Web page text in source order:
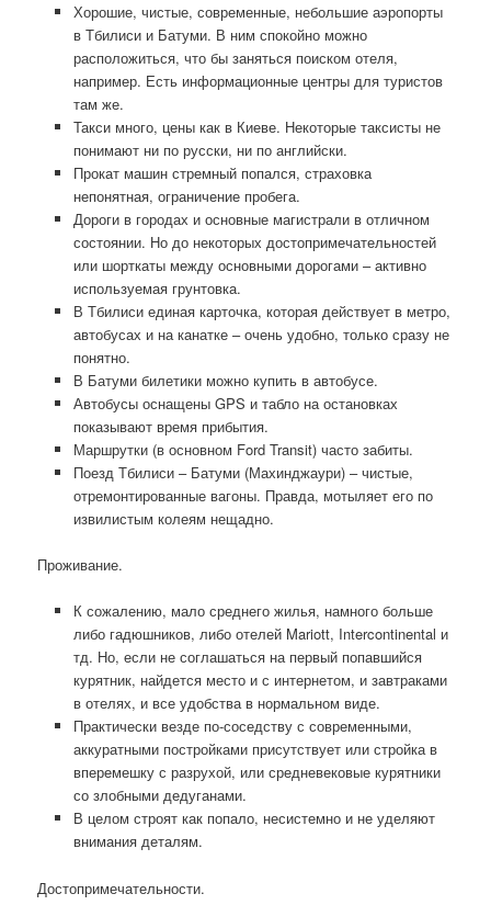
Хорошие, чистые, современные, небольшие аэропорты
в Тбилиси и Батуми. В ним спокойно можно
расположиться, что бы заняться поиском отеля,
например. Есть информационные центры для туристов
там же.
Такси много, цены как в Киеве. Некоторые таксисты не
понимают ни по русски, ни по английски.
Прокат машин стремный попался, страховка
непонятная, ограничение пробега.
Дороги в городах и основные магистрали в отличном
состоянии. Но до некоторых достопримечательностей
или шорткаты между основными дорогами – активно
используемая грунтовка.
В Тбилиси единая карточка, которая действует в метро,
автобусах и на канатке – очень удобно, только сразу не
понятно.
В Батуми билетики можно купить в автобусе.
Автобусы оснащены GPS и табло на остановках
показывают время прибытия.
Маршрутки (в основном Ford Transit) часто забиты.
Поезд Тбилиси – Батуми (Махинджаури) – чистые,
отремонтированные вагоны. Правда, мотыляет его по
извилистым колеям нещадно.
Проживание.
К сожалению, мало среднего жилья, намного больше
либо гадюшников, либо отелей Mariott, Intercontinental и
тд. Но, если не соглашаться на первый попавшийся
курятник, найдется место и с интернетом, и завтраками
в отелях, и все удобства в нормальном виде.
Практически везде по-соседству с современными,
аккуратными постройками присутствует или стройка в
вперемешку с разрухой, или средневековые курятники
со злобными дедуганами.
В целом строят как попало, несистемно и не уделяют
внимания деталям.
Достопримечательности.